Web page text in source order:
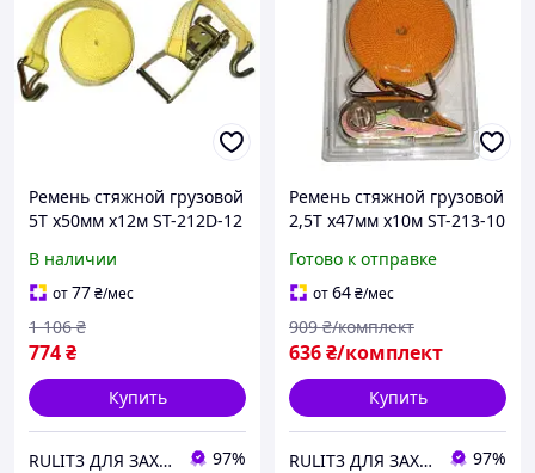
Ремень стяжной грузовой
5T х50мм х12м ST-212D-12
автомобильная для
крепления грузов 3
В наличии
от77₴/мес
774₴
1 106 ₴
Купить
RULIT3 ДЛЯ ЗАХИСНИКІВ ЗНИЖКИ! 97%
Ремень стяжной грузовой
2,5T х47мм х10м ST-213-10
груза автомобильная 3
Готово к отправке
от64₴/мес
636₴/комплект
909 ₴/комплект
Купить
RULIT3 ДЛЯ ЗАХИСНИКІВ ЗНИЖКИ! 97%